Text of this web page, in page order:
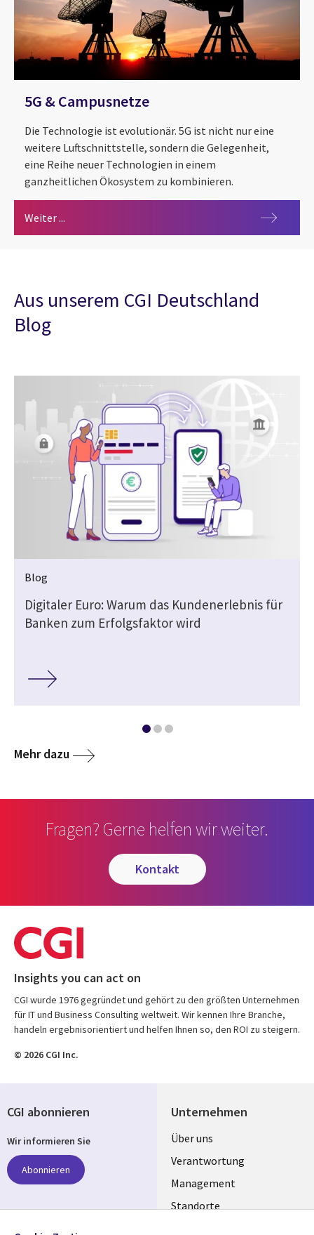
5G & Campusnetze
Die Technologie ist evolutionär. 5G ist nicht nur eine
weitere Luftschnittstelle, sondern die Gelegenheit,
eine Reihe neuer Technologien in einem
ganzheitlichen Ökosystem zu kombinieren.
Weiter ...
Aus unserem CGI Deutschland
Blog
Blog
Digitaler Euro: Warum das Kundenerlebnis für
Banken zum Erfolgsfaktor wird
Mehr dazu
Fragen? Gerne helfen wir weiter.
kontakt
Insights you can act on
CGI wurde 1976 gegründet und gehört zu den größten Unternehmen
für IT und Business Consulting weltweit. Wir kennen Ihre Branche,
handeln ergebnisorientiert und helfen Ihnen so, den ROI zu steigern.
© 2026 CGI Inc.
Unternehmen
Useful
links
GERMANY
Über uns
Verantwortung
Management
Standorte
CGI abonnieren
Wir informieren Sie
Abonnieren